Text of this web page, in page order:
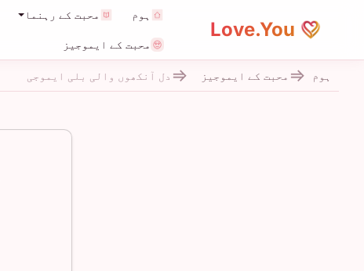
ہوم محبت کے رہنما
محبت کے ایموجیز
ہوم محبت کے ایموجیز دل آنکھوں والی بلی ایموجی